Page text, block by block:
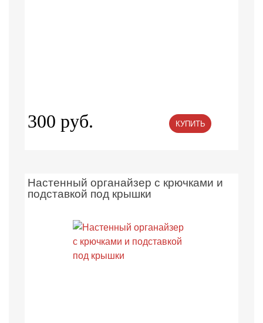
300 руб. КУПИТЬ
Настенный органайзер с крючками и
подставкой под крышки